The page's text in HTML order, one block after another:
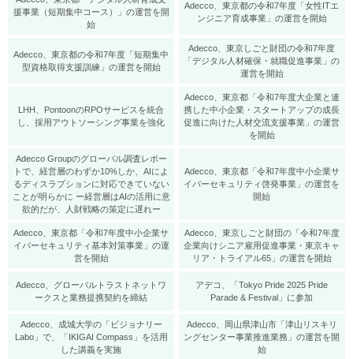
援事業（短期集中コース）」の運営を開
始
Adecco、東京都の令和7年度「女性ITエ
ンジニア育成事業」の運営を開始
Adecco、東京都の令和7年度「短期集中
型資格取得支援訓練」の運営を開始
Adecco、東京しごと財団の令和7年度
「デジタル人材確保・就職促進事業」の
運営を開始
LHH、PontoonのRPOサービスを統合
し、採用アウトソーシング事業を強化
Adecco、東京都「令和7年度大企業と連
携した中小企業・スタートアップの成長
促進に向けた人材交流支援事業」の運営
を開始
Adecco Groupのグローバル調査レポー
トで、経営層のわずか10%しか、AIによ
るディスラプションに対応できていない
ことが明らかに ー経営層はAIの活用に意
欲的だが、人財戦略の策定に遅れー
Adecco、東京都「令和7年度中小企業サ
イバーセキュリティ啓発事業」の運営を
開始
Adecco、東京都「令和7年度中小企業サ
イバーセキュリティ基本対策事業」の運
営を開始
Adecco、東京しごと財団の「令和7年度
企業向けシニア雇用促進事業・東京キャ
リア・トライアル65」の運営を開始
Adecco、グローバルトラストネットワ
ークスと業務提携契約を締結
アデコ、「Tokyo Pride 2025 Pride
Parade & Festival」に参加
Adecco、成城大学の「ビジョナリー
Labo」で、「IKIGAI Compass」を活用
した講義を実施
Adecco、岡山県津山市「津山リスキリ
ングセンター事業推進業務」の運営を開
始